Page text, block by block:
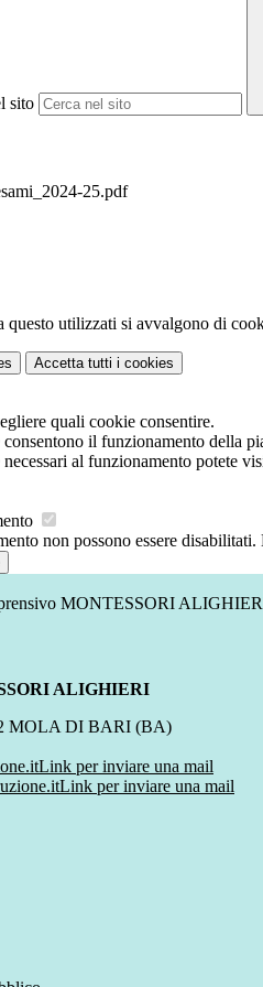
sito
25.pdf
questo utilizzati si avvalgono di
Accetta tutti i cookies
quali cookie consentire.
il funzionamento della
al funzionamento potete
non possono essere
MONTESSORI
ALIGHIERI
MOLA DI BARI (BA)
Link per inviare una mail
Link per inviare una mail